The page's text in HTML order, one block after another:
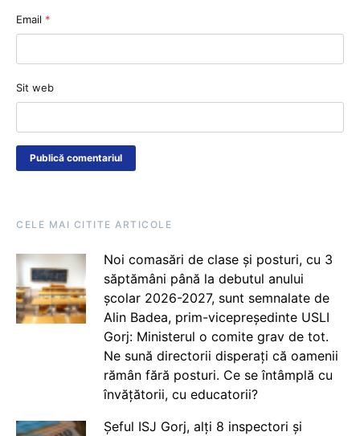
Email *
Sit web
CELE MAI CITITE ARTICOLE
Noi comasări de clase și posturi, cu 3
săptămâni până la debutul anului
școlar 2026-2027, sunt semnalate de
Alin Badea, prim-vicepreședinte USLI
Gorj: Ministerul o comite grav de tot.
Ne sună directorii disperați că oamenii
rămân fără posturi. Ce se întâmplă cu
învățătorii, cu educatorii?
Șeful ISJ Gorj, alți 8 inspectori și